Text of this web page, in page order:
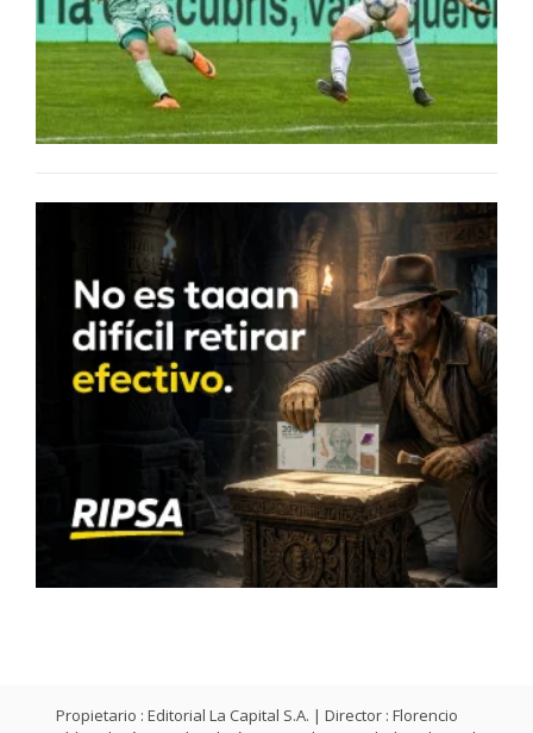
Propietario : Editorial La Capital S.A. | Director : Florencio